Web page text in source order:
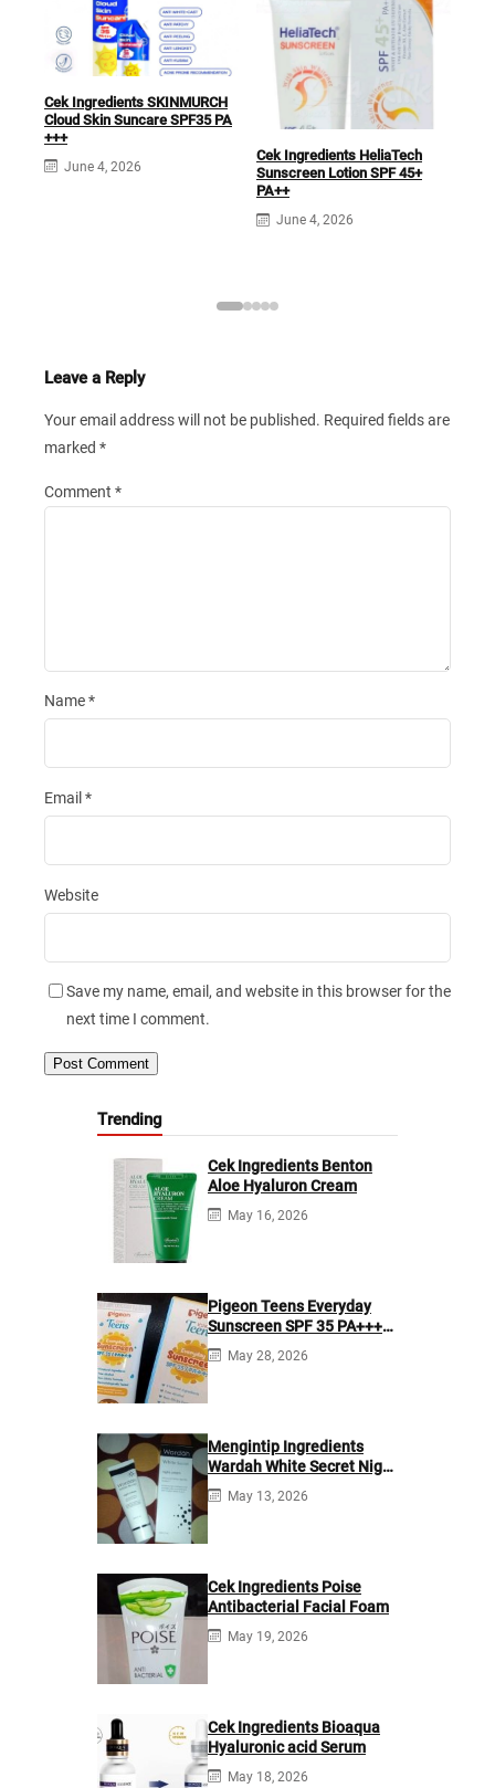
Cek Ingredients SKINMURCH
Cloud Skin Suncare SPF35 PA
+++
June 4, 2026
Cek Ingredients HeliaTech
Sunscreen Lotion SPF 45+
PA++
June 4, 2026
Leave a Reply
Your email address will not be published. Required fields are
marked *
Comment *
Name*
Email *
Website
Save my name, email, and website in this browser for the
next time I comment.
Trending
Cek Ingredients Benton
Aloe Hyaluron Cream
May 16, 2026
Pigeon Teens Everyday
Sunscreen SPF 35 PA+++
Ingredients
May 28, 2026
Mengintip Ingredients
Wardah White Secret Night
Cream
May 13, 2026
Cek Ingredients Poise
Antibacterial Facial Foam
May 19, 2026
Cek Ingredients Bioaqua
Hyaluronic acid Serum
May 18, 2026